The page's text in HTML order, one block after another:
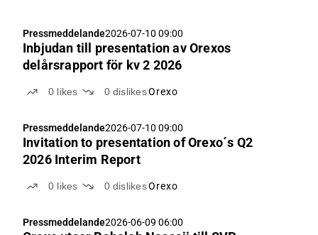
Pressmeddelande2026-07-10 09:00
Inbjudan till presentation av Orexos
delårsrapport för kv 2 2026
0 likes 0 dislikesOrexo
Pressmeddelande2026-07-10 09:00
Invitation to presentation of Orexo´s Q2
2026 Interim Report
0 likes 0 dislikesOrexo
Pressmeddelande2026-06-09 06:00